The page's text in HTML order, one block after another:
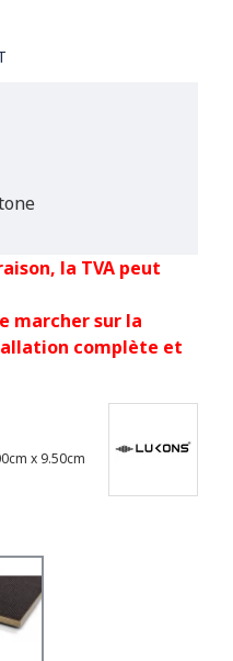
la TVA peut
marcher sur la
complète et
x 9.50cm